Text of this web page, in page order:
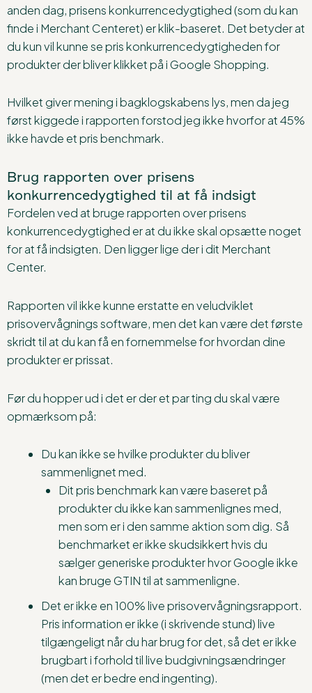
anden dag, prisens konkurrencedygtighed (som du kan
finde i Merchant Centeret) er klik-baseret. Det betyder at
du kun vil kunne se pris konkurrencedygtigheden for
produkter der bliver klikket på i Google Shopping.
Hvilket giver mening i bagklogskabens lys, men da jeg
først kiggede i rapporten forstod jeg ikke hvorfor at 45%
ikke havde et pris benchmark.
Brug rapporten over prisens
konkurrencedygtighed til at få indsigt
Fordelen ved at bruge rapporten over prisens
konkurrencedygtighed er at du ikke skal opsætte noget
for at få indsigten. Den ligger lige der i dit Merchant
Center.
Rapporten vil ikke kunne erstatte en veludviklet
prisovervågnings software, men det kan være det første
skridt til at du kan få en fornemmelse for hvordan dine
produkter er prissat.
Før du hopper ud i det er der et par ting du skal være
opmærksom på:
Du kan ikke se hvilke produkter du bliver
sammenlignet med.
Dit pris benchmark kan være baseret på
produkter du ikke kan sammenlignes med,
men som er i den samme aktion som dig. Så
benchmarket er ikke skudsikkert hvis du
sælger generiske produkter hvor Google ikke
kan bruge GTIN til at sammenligne.
Det er ikke en 100% live prisovervågningsrapport.
Pris information er ikke (i skrivende stund) live
tilgængeligt når du har brug for det, så det er ikke
brugbart i forhold til live budgivningsændringer
(men det er bedre end ingenting).